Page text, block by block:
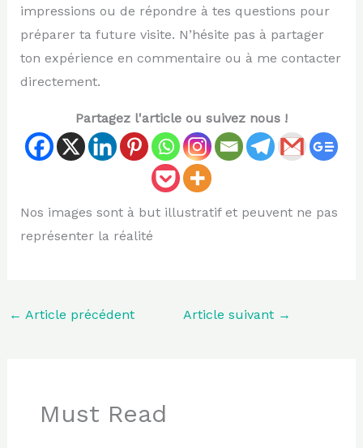
impressions ou de répondre à tes questions pour
préparer ta future visite. N’hésite pas à partager
ton expérience en commentaire ou à me contacter
directement.
Partagez l'article ou suivez nous !
Nos images sont à but illustratif et peuvent ne pas
représenter la réalité
← Article précédent Article suivant →
Must Read